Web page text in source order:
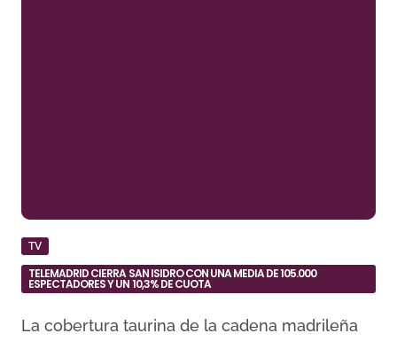
TV
TELEMADRID CIERRA SAN ISIDRO CON UNA MEDIA DE 105.000
ESPECTADORES Y UN 10,3% DE CUOTA
La cobertura taurina de la cadena madrileña